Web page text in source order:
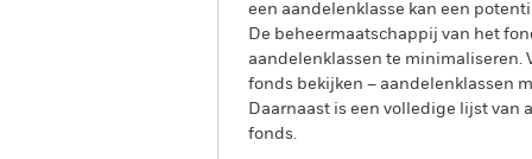
een aandelenklasse kan een
De beheermaatschappij van het
aandelenklassen te minimaliseren.
fonds bekijken – aandelenklassen
Daarnaast is een volledige lijst
fonds.